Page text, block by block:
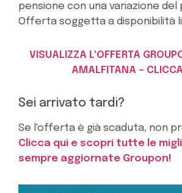
pensione con una variazione del
Offerta soggetta a disponibilità
VISUALIZZA L'OFFERTA
AMALFITANA –
Sei arrivato tardi?
Se l'offerta è già scaduta, non
Clicca qui e scopri tutte le
sempre aggiornate Groupon!